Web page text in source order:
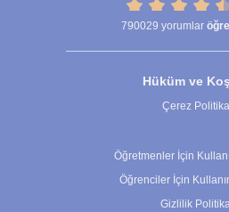
790029 yorumlar
Hüküm ve
Çerez
Öğretmenler İçin
Öğrenciler İçin
Gizlilik